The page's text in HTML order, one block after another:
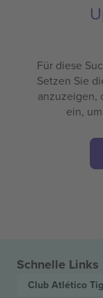
Für diese
Setzen Sie
anzuzeigen,
ein,
Schnelle Links
Club Atlético